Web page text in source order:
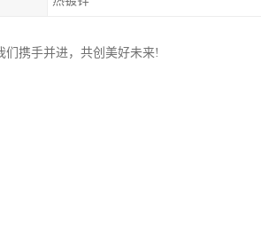
们携手并进，共创美好未来!